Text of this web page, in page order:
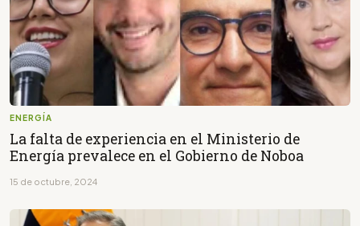
ENERGÍA
La falta de experiencia en el Ministerio de
Energía prevalece en el Gobierno de Noboa
15 de octubre, 2024